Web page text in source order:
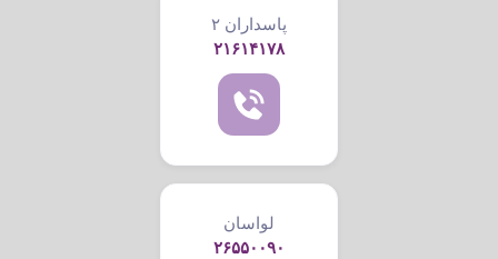
پاسداران ۲
۲۱۶۱۴۱۷۸
لواسان
۲۶۵۵۰۰۹۰